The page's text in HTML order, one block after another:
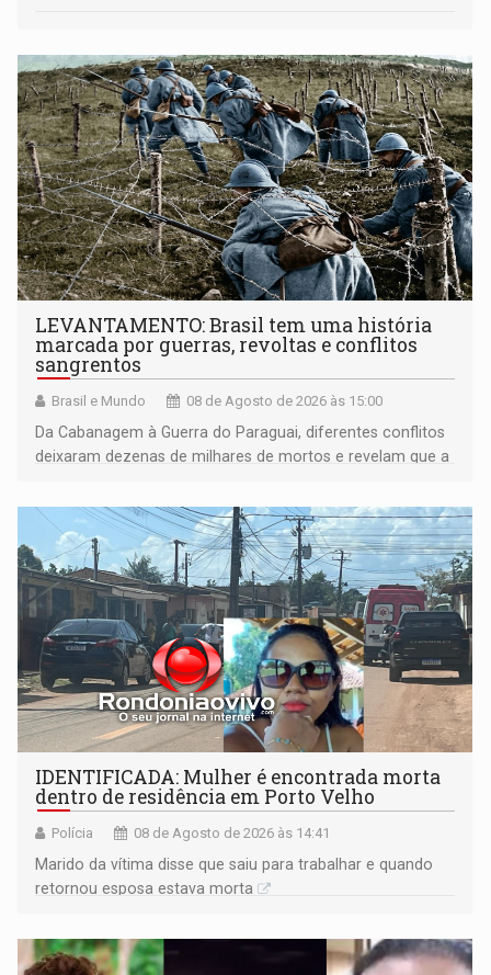
LEVANTAMENTO: Brasil tem uma história
marcada por guerras, revoltas e conflitos
sangrentos
Brasil e Mundo 08 de Agosto de 2026 às 15:00
Da Cabanagem à Guerra do Paraguai, diferentes conflitos
deixaram dezenas de milhares de mortos e revelam que a
territoriais e sociais
IDENTIFICADA: Mulher é encontrada morta
dentro de residência em Porto Velho
Polícia 08 de Agosto de 2026 às 14:41
Marido da vítima disse que saiu para trabalhar e quando
retornou esposa estava morta